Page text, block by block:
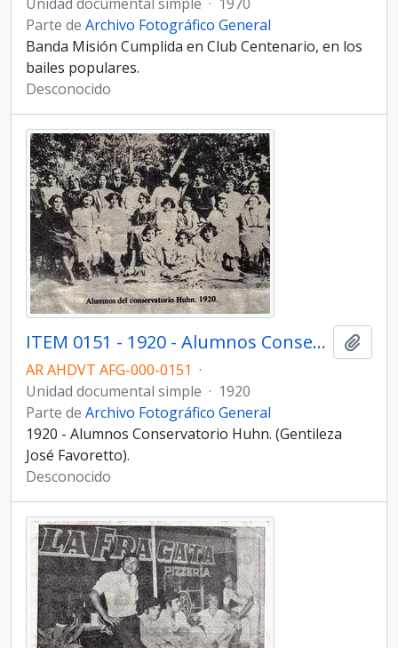
Parte de Archivo Fotográfico General
Banda Misión Cumplida en Club Centenario, en los
bailes populares.
Desconocido
ITEM 0151 - 1920 - Alumnos Conservatorio Huhn.
AR AHDVT AFG-000-0151 ·
Unidad documental simple · 1920
Parte de Archivo Fotográfico General
1920 - Alumnos Conservatorio Huhn. (Gentileza
José Favoretto).
Desconocido